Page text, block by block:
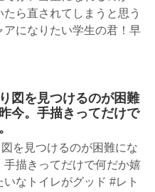
たら直されてしまうと思う
アになりたい学生の君！早
図を見つけるのが困難
今。手描きってだけで
を見つけるのが困難にな
手描きってだけで何だか嬉
いなトイレがグッド #レト